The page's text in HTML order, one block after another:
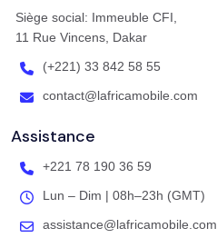
Siège social: Immeuble CFI,
11 Rue Vincens, Dakar
(+221) 33 842 58 55
contact@lafricamobile.com
Assistance
+221 78 190 36 59
Lun – Dim | 08h–23h (GMT)
assistance@lafricamobile.com